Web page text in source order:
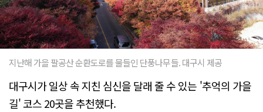
지난해 가을 팔공산 순환도로를 물들인 단풍나무들. 대구시 제공
대구시가 일상 속 지친 심신을 달래 줄 수 있는 '추억의 가을
길' 코스 20곳을 추천했다.